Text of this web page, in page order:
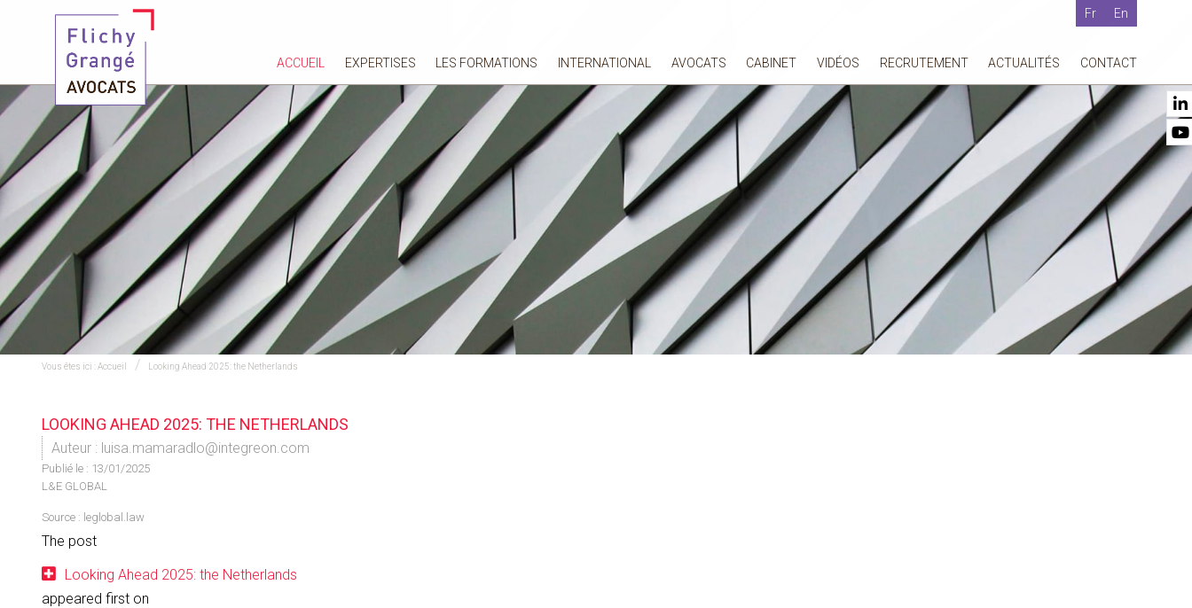
Fr En
ACCUEIL EXPERTISES LES FORMATIONS INTERNATIONAL AVOCATS CABINET VIDÉOS RECRUTEMENT ACTUALITÉS CONTACT
Vous êtes ici :Accueil Looking Ahead 2025: the Netherlands
LOOKING AHEAD 2025: THE NETHERLANDS
Auteur : luisa.mamaradlo@integreon.com
Publié le : 13/01/2025
L&E GLOBAL
Source : leglobal.law
The post
Looking Ahead 2025: the Netherlands
appeared first on